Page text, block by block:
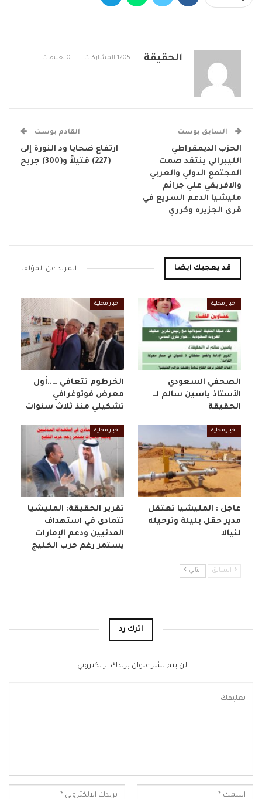
الحقيقة 1205 المشاركات 0 تعليقات
السابق بوست
الحزب الديمقراطي
الليبرالي ينتقد صمت
المجتمع الدولي والعربي
والافريقي علي جرائم
مليشيا الدعم السريع في
قرى الجزيره وكرري
القادم بوست
ارتفاع ضحايا ود النورة إلى
(227) قتيلاً و(300) جريح
قد يعجبك ايضا المزيد عن المؤلف
اخبار محلية
الصحفي السعودي
الأستاذ ياسين سالم لــ
الحقيقة
اخبار محلية
الخرطوم تتعافي …..أول
معرض فوتوغرافي
تشكيلي منذ ثلاث سنوات
اخبار محلية
عاجل : المليشيا تعتقل
مدير حقل بليلة وترحيله
لنيالا
اخبار محلية
تقرير الحقيقة: المليشيا
تتمادى في استهداف
المدنيين ودعم الإمارات
يستمر رغم حرب الخليج
السابق التالي
اترك رد
لن يتم نشر عنوان بريدك الإلكتروني.